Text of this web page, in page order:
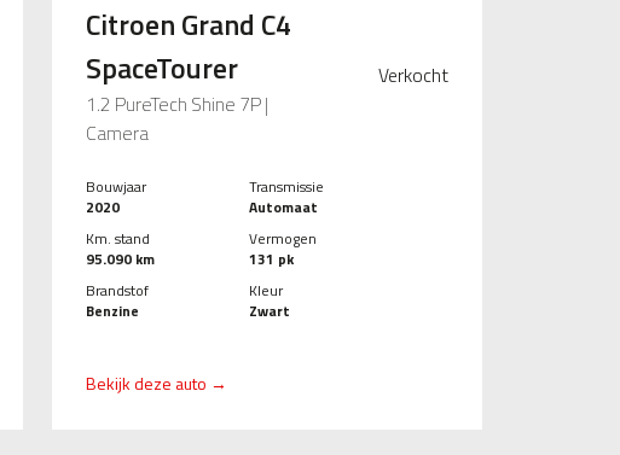
Citroen Grand C4
SpaceTourer
1.2 PureTech Shine 7P |
Camera
Verkocht
Bouwjaar
2020
Km. stand
95.090 km
Brandstof
Benzine
Transmissie
Automaat
Vermogen
131 pk
Kleur
Zwart
Bekijk deze auto →